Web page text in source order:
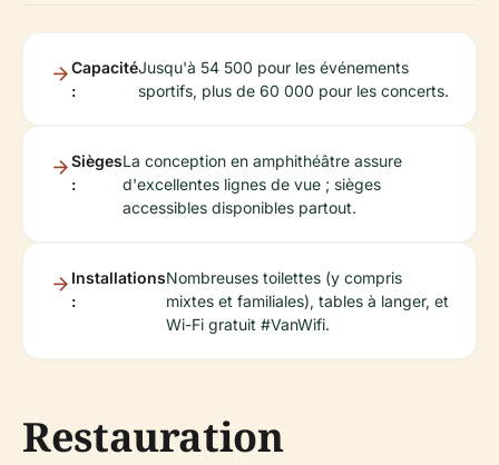
Capacité
:
Jusqu'à 54 500 pour les événements
sportifs, plus de 60 000 pour les concerts.
Sièges
:
La conception en amphithéâtre assure
d'excellentes lignes de vue ; sièges
accessibles disponibles partout.
Installations
:
Nombreuses toilettes (y compris
mixtes et familiales), tables à langer, et
Wi-Fi gratuit #VanWifi.
Restauration